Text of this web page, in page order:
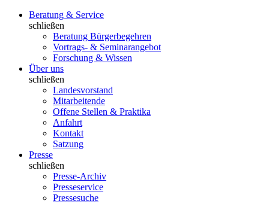
Beratung & Service
schließen
Beratung Bürgerbegehren
Vortrags- & Seminarangebot
Forschung & Wissen
Über uns
schließen
Landesvorstand
Mitarbeitende
Offene Stellen & Praktika
Anfahrt
Kontakt
Satzung
Presse
schließen
Presse-Archiv
Presseservice
Pressesuche